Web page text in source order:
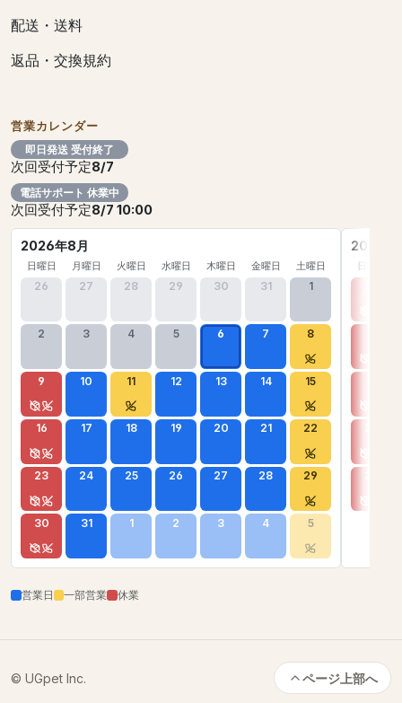
配送・送料
返品・交換規約
営業カレンダー
即日発送 受付終了
次回受付予定8/7
電話サポート 休業中
次回受付予定8/7 10:00
2026年8月
日曜日 月曜日 火曜日 水曜日 木曜日 金曜日 土曜日
26 27 28 29 30 31 1
2 3 4 5 6 7 8
9 10 11 12 13 14 15
16 17 18 19 20 21 22
23 24 25 26 27 28 29
30 31 1 2 3 4 5
2026年
日曜日
営業日 一部営業 休業
© UGpet Inc. ページ上部へ